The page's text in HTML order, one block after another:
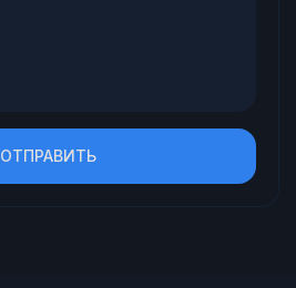
ОТПРАВИТЬ